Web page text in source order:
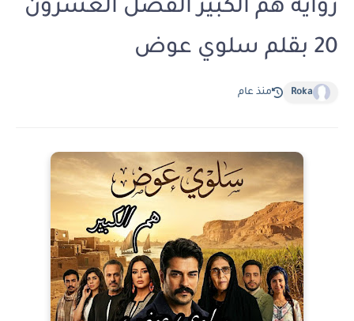
رواية هم الكبير الفصل العشرون
20 بقلم سلوي عوض
Roka منذ عام